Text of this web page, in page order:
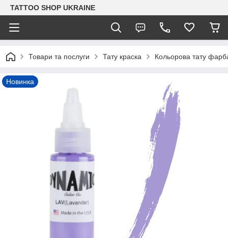
TATTOO SHOP UKRAINE
Товари та послуги Тату краска Кольорова тату
Новинка